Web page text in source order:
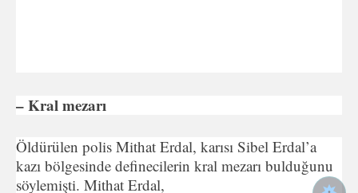
– Kral mezarı
Öldürülen polis Mithat Erdal, karısı Sibel Erdal’a
kazı bölgesinde definecilerin kral mezarı bulduğunu
söylemişti. Mithat Erdal,